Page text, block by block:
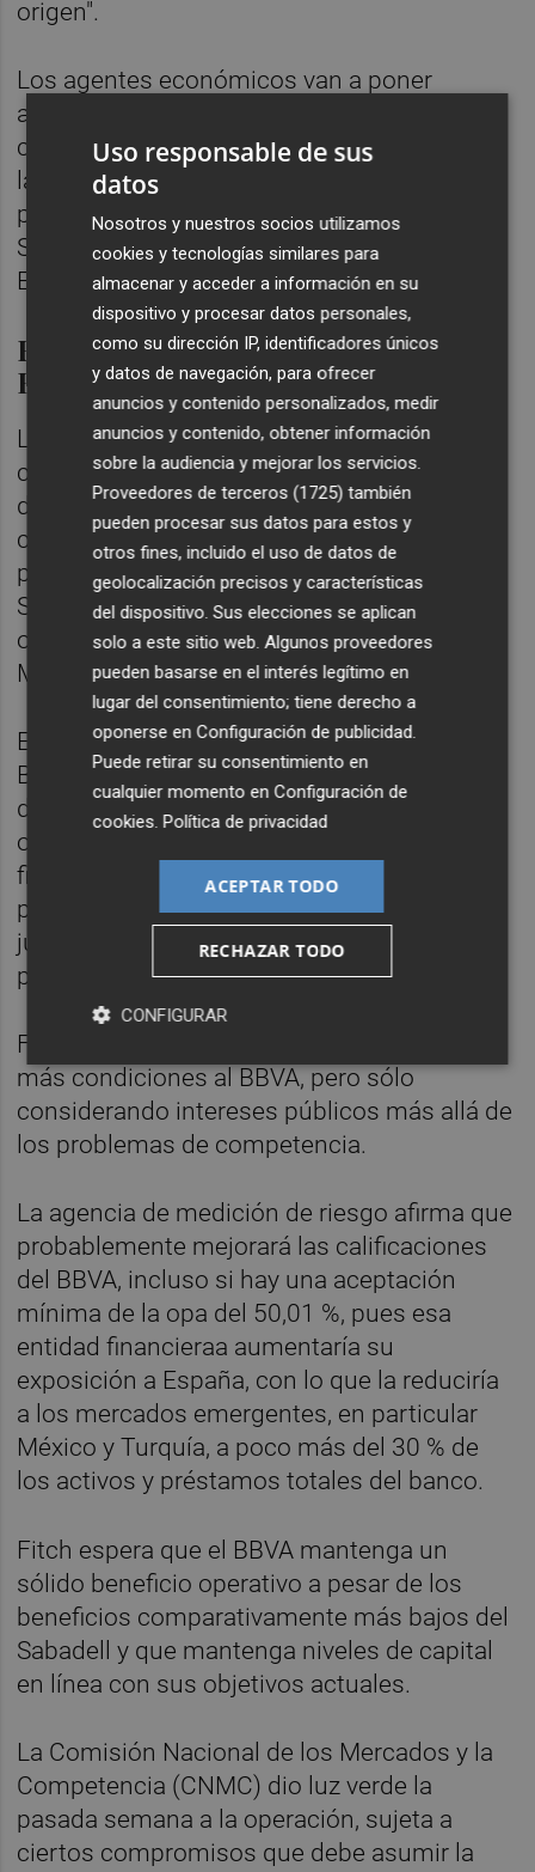
origen".
Los agentes económicos van a poner
además en marcha una campaña de
comunicación para llamar a la ciudadanía y
las empresas a participar en la consulta
pública en torno a la opa del BBVA sobre el
Sabadell que ha puesto en marcha el
Ejecutivo.
Fitch pone en revisión positiva al
BBVA
La agencia de medición de riesgo Fitch ha
colocado en revisión positiva la calificación
de emisor a largo plazo del BBVA al
considerar que existe una mayor
probabilidad de que adquiera el Banco
Sabadell tras la reciente autorización de su
opa por la Comisión Nacional de los
Mercados y la Competencia (CNMC).
En opinión de Fitch, que tiene calificado con
BBB+ (aprobado alto) al BBVA, la aprobación
de Competencia allana el camino para su
opa al Sabadell y señala que se lanzará a
finales del segundo trimestre de 2025 o a
principios del tercero, es decir hacia junio o
julio, una vez que el Gobierno comunique su
posición respecto a esa operación.
Fitch señala que el Ejecutivo puede imponer
más condiciones al BBVA, pero sólo
considerando intereses públicos más allá de
los problemas de competencia.
La agencia de medición de riesgo afirma que
probablemente mejorará las calificaciones
del BBVA, incluso si hay una aceptación
mínima de la opa del 50,01 %, pues esa
entidad financieraa aumentaría su
exposición a España, con lo que la reduciría
a los mercados emergentes, en particular
México y Turquía, a poco más del 30 % de
los activos y préstamos totales del banco.
Fitch espera que el BBVA mantenga un
sólido beneficio operativo a pesar de los
beneficios comparativamente más bajos del
Sabadell y que mantenga niveles de capital
en línea con sus objetivos actuales.
La Comisión Nacional de los Mercados y la
Competencia (CNMC) dio luz verde la
pasada semana a la operación, sujeta a
ciertos compromisos que debe asumir la
Uso responsable de sus
datos
Nosotros y nuestros socios utilizamos
cookies y tecnologías similares para
almacenar y acceder a información en su
dispositivo y procesar datos personales,
como su dirección IP, identificadores únicos
y datos de navegación, para ofrecer
anuncios y contenido personalizados, medir
anuncios y contenido, obtener información
sobre la audiencia y mejorar los servicios.
Proveedores de terceros (1725) también
pueden procesar sus datos para estos y
otros fines, incluido el uso de datos de
geolocalización precisos y características
del dispositivo. Sus elecciones se aplican
solo a este sitio web. Algunos proveedores
pueden basarse en el interés legítimo en
lugar del consentimiento; tiene derecho a
oponerse enConfiguración de publicidad
Puede retirar su consentimiento en
cualquier momento enConfiguración de
cookies .Política de privacidad
ACEPTAR TODO
RECHAZAR TODO
CONFIGURAR